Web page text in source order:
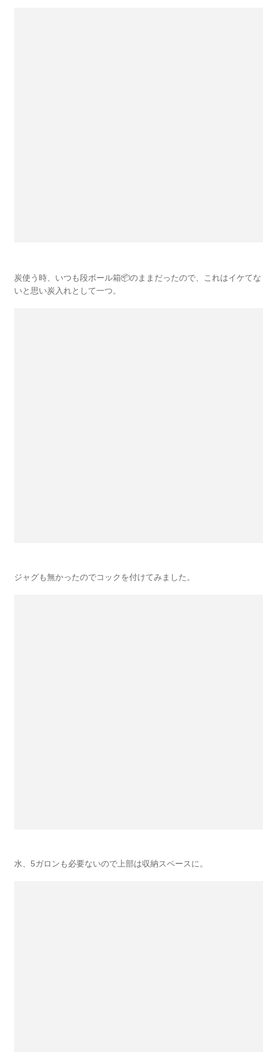
炭使う時、いつも段ボール箱📦のままだったので、これはイケてな
いと思い炭入れとして一つ。
ジャグも無かったのでコックを付けてみました。
水、5ガロンも必要ないので上部は収納スペースに。